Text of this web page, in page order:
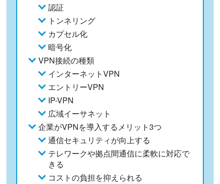
認証
トンネリング
カプセル化
暗号化
VPN接続の種類
インターネットVPN
エントリーVPN
IP-VPN
広域イーサネット
企業がVPNを導入するメリット3つ
通信セキュリティが向上する
テレワークや拠点間通信に柔軟に対応で
きる
コストの負担を抑えられる